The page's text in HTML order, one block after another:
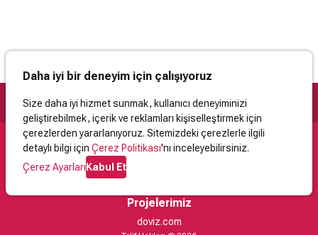
Daha iyi bir deneyim için çalışıyoruz
Size daha iyi hizmet sunmak, kullanıcı deneyiminizi
geliştirebilmek, içerik ve reklamları kişiselleştirmek için
çerezlerden yararlanıyoruz. Sitemizdeki çerezlerle ilgili
detaylı bilgi için Çerez Politikası'nı inceleyebilirsiniz.
Çerez AyarlarıKabul Et
Destek
İletişimYardımKullanıcı Sözleşmesi
Projelerimiz
doviz.com